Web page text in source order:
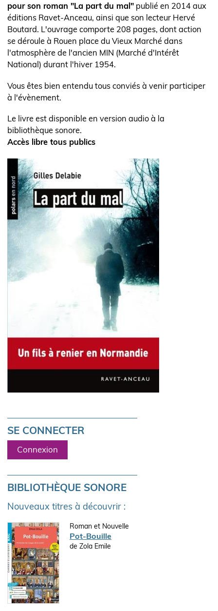
pour son roman "La part du mal" publié en 2014 aux
éditions Ravet-Anceau, ainsi que son lecteur Hervé
Boutard. L'ouvrage comporte 208 pages, dont action
se déroule à Rouen place du Vieux Marché dans
l'atmosphère de l'ancien MIN (Marché d'Intérêt
National) durant l'hiver 1954.
Vous êtes bien entendu tous conviés à venir participer
à l'évènement.
Le livre est disponible en version audio à la
bibliothèque sonore.
Accès libre tous publics
Visuel
de
l'actualité
SE CONNECTER
Connexion
BIBLIOTHÈQUE SONORE
Nouveaux titres à découvrir :
Roman et Nouvelle
Pot-Bouille
de Zola Emile